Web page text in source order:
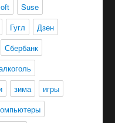
Suse
Гугл
Дзен
Сбербанк
зима
игры